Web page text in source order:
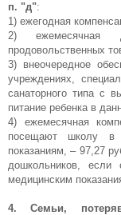
п. "д":
1) ежегодная
2) ежемесячная
продовольственных
3) внеочередное
учреждениях,
санаторного типа с
питание ребенка в
4) ежемесячная
посещают школу в
показаниям, – 97,27
дошкольников,
медицинским
4. Семьи,